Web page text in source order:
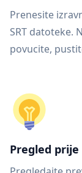
Prenesite
SRT datoteke.
povucite,
Pregled